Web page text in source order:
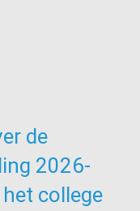
de
2026-
college